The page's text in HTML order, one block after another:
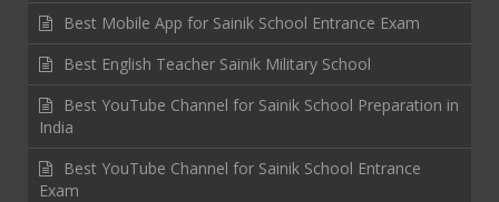
Best Mobile App for Sainik School Entrance Exam
Best English Teacher Sainik Military School
Best YouTube Channel for Sainik School Preparation in
India
Best YouTube Channel for Sainik School Entrance
Exam